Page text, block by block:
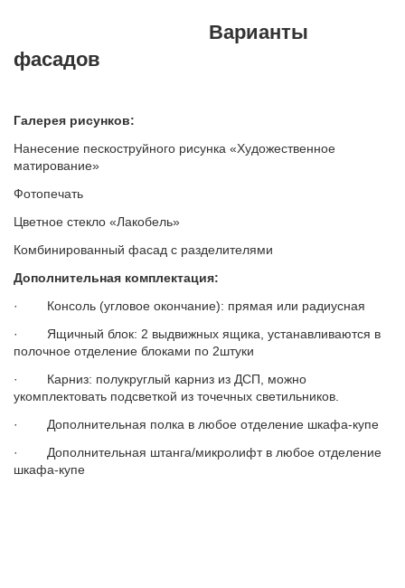
Варианты
фасадов
Галерея рисунков:
Нанесение пескоструйного рисунка «Художественное
матирование»
Фотопечать
Цветное стекло «Лакобель»
Комбинированный фасад с разделителями
Дополнительная комплектация:
· Консоль (угловое окончание): прямая или радиусная
· Ящичный блок: 2 выдвижных ящика, устанавливаются в
полочное отделение блоками по 2штуки
· Карниз: полукруглый карниз из ДСП, можно
укомплектовать подсветкой из точечных светильников.
· Дополнительная полка в любое отделение шкафа-купе
· Дополнительная штанга/микролифт в любое отделение
шкафа-купе